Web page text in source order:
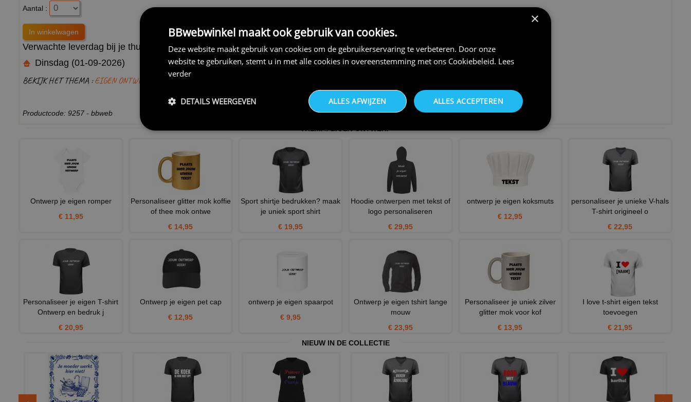
Aantal :
Verwachte leverdag bij je thuis :
Dinsdag (01-09-2026)
BEKIJK HET THEMA :EIGEN ONTWERP
Productcode: 9257 - bbweb
Ontwerp je eigen romper
€ 11,95
Personaliseer glitter mok koffie
of thee mok ontwe
€ 14,95
Sport shirtje bedrukken? maak
je uniek sport shirt
€ 19,95
Hoodie ontwerpen met tekst of
logo personaliseren
€ 29,95
ontwerp je eigen koksmuts
€ 12,95
personaliseer je unieke V-hals
T-shirt origineel o
€ 22,95
Personaliseer je eigen T-shirt
Ontwerp en bedruk j
€ 20,95
Ontwerp je eigen pet cap
€ 12,95
ontwerp je eigen spaarpot
€ 9,95
Ontwerp je eigen tshirt lange
mouw
€ 23,95
Personaliseer je uniek zilver
glitter mok voor kof
€ 13,95
I love t-shirt eigen tekst
toevoegen
€ 21,95
NIEUW IN DE COLLECTIE
×
BBwebwinkel maakt ook gebruik van cookies.
Deze website maakt gebruik van cookies om de gebruikerservaring te verbeteren. Door onze
website te gebruiken, stemt u in met alle cookies in overeenstemming met ons Cookiebeleid. Lees
verder
ALLES ACCEPTEREN
ALLES AFWIJZEN
DETAILS WEERGEVEN